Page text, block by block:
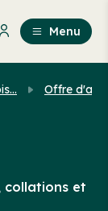
Menu
Offre
collations et